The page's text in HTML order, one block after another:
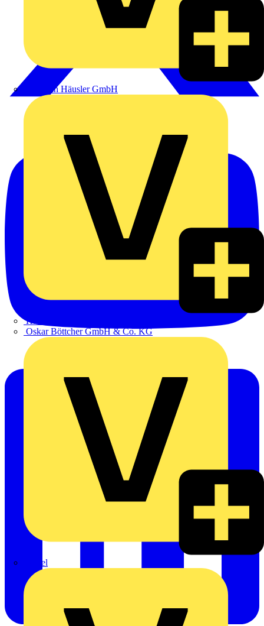
Heinrich Häusler GmbH
Hillmann & Ploog GmbH & Co. KG
Oskar Böttcher GmbH & Co. KG
Rexel